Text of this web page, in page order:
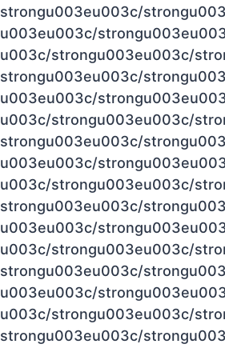
strongu003eu003c/
u003eu003c/
u003c/strongu003eu003c/
strongu003eu003c/
u003eu003c/
u003c/strongu003eu003c/
strongu003eu003c/
u003eu003c/
u003c/strongu003eu003c/
strongu003eu003c/
u003eu003c/
u003c/strongu003eu003c/
strongu003eu003c/
u003eu003c/
u003c/strongu003eu003c/
strongu003eu003c/